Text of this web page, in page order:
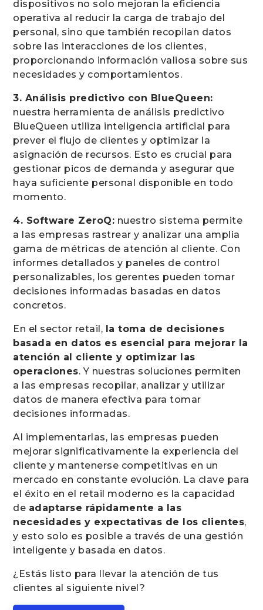
dispositivos no solo mejoran la eficiencia
operativa al reducir la carga de trabajo del
personal, sino que también recopilan datos
sobre las interacciones de los clientes,
proporcionando información valiosa sobre sus
necesidades y comportamientos.
3. Análisis predictivo con BlueQueen:
nuestra herramienta de análisis predictivo
BlueQueen utiliza inteligencia artificial para
prever el flujo de clientes y optimizar la
asignación de recursos. Esto es crucial para
gestionar picos de demanda y asegurar que
haya suficiente personal disponible en todo
momento.
4. Software ZeroQ: nuestro sistema permite
a las empresas rastrear y analizar una amplia
gama de métricas de atención al cliente. Con
informes detallados y paneles de control
personalizables, los gerentes pueden tomar
decisiones informadas basadas en datos
concretos.
En el sector retail, la toma de decisiones
basada en datos es esencial para mejorar la
atención al cliente y optimizar las
operaciones. Y nuestras soluciones permiten
a las empresas recopilar, analizar y utilizar
datos de manera efectiva para tomar
decisiones informadas.
Al implementarlas, las empresas pueden
mejorar significativamente la experiencia del
cliente y mantenerse competitivas en un
mercado en constante evolución. La clave para
el éxito en el retail moderno es la capacidad
de adaptarse rápidamente a las
necesidades y expectativas de los clientes,
y esto solo es posible a través de una gestión
inteligente y basada en datos.
¿Estás listo para llevar la atención de tus
clientes al siguiente nivel?